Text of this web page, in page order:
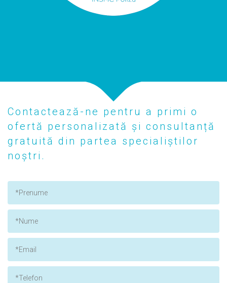
Contactează-ne pentru a primi o
ofertă personalizată și consultanță
gratuită din partea specialiștilor
noștri.